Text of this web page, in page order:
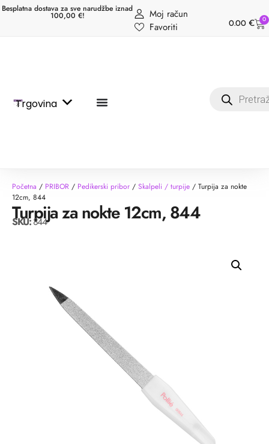
Besplatna dostava za sve narudžbe iznad
100,00 €!
Moj račun
Favoriti
0.00 € 0
Trgovina
Početna / PRIBOR / Pedikerski pribor / Skalpeli / turpije / Turpija za nokte
12cm, 844
Turpija za nokte 12cm, 844
SKU:844